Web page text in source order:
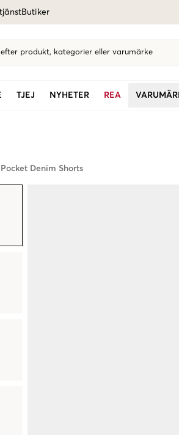
Butiker
produkt, kategorier eller varumärke
TJEJ NYHETER REA
Pocket Denim Shorts